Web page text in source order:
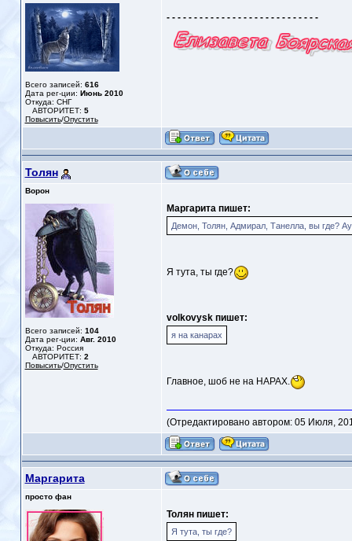
Всего записей: 616
Дата рег-ции: Июнь 2010
Откуда: СНГ
АВТОРИТЕТ: 5
Повысить/Опустить
- - - - - - - - - - - - - - - - - - - - - - - - - - - -
Толян
Ворон
Всего записей: 104
Дата рег-ции: Авг. 2010
Откуда: Россия
АВТОРИТЕТ: 2
Повысить/Опустить
Маргарита пишет:
Демон, Толян, Адмирал, Танелла, вы где?
Я тута, ты где?
volkovysk пишет:
я на канарах
Главное, шоб не на НАРАХ.
(Отредактировано автором: 05 Июля,
Маргарита
просто фан
Толян пишет:
Я тута, ты где?